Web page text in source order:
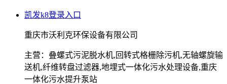
凯发k8登录入口
重庆市沃利克环保设备有限公司
主营： 叠螺式污泥脱水机,回转式格栅除污机,无轴螺旋输
送机,纤维转盘过滤器,地埋式一体化污水处理设备,重庆
一体化污水提升泵站